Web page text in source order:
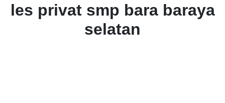
les privat smp bara baraya
selatan